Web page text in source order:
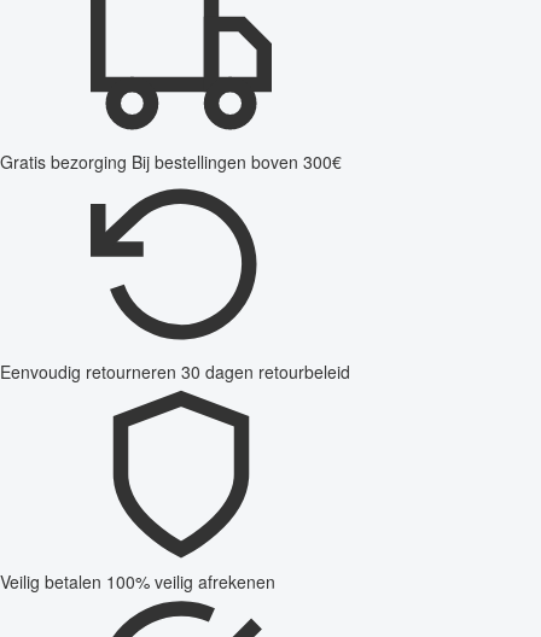
Gratis bezorging Bij bestellingen boven 300€
Eenvoudig retourneren 30 dagen retourbeleid
Veilig betalen 100% veilig afrekenen